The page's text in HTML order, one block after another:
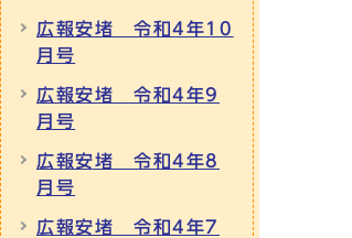
広報安堵 令和4年10
月号
広報安堵 令和4年9
月号
広報安堵 令和4年8
月号
広報安堵 令和4年7